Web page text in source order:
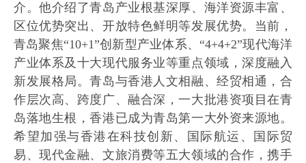
介。他介绍了青岛产业根基深厚、海洋资源丰富、
区位优势突出、开放特色鲜明等发展优势。当前，
青岛聚焦“10+1”创新型产业体系、“4+4+2”现代海洋
产业体系及十大现代服务业等重点领域，深度融入
新发展格局。青岛与香港人文相融、经贸相通，合
作层次高、跨度广、融合深，一大批港资项目在青
岛落地生根，香港已成为青岛第一大外资来源地。
希望加强与香港在科技创新、国际航运、国际贸
易、现代金融、文旅消费等五大领域的合作，携手